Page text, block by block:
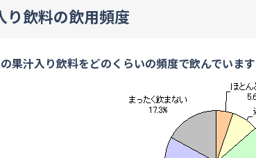
り飲料の飲用頻度
の果汁入り飲料をどのくらいの頻度で飲んでいま